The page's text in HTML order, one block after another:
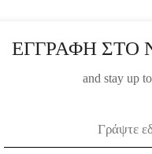
product
ΕΓΓΡΑΦΗ ΣΤΟ
and stay up